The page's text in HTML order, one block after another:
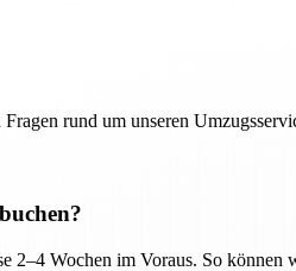
rund um unseren
2–4 Wochen im Voraus. So können